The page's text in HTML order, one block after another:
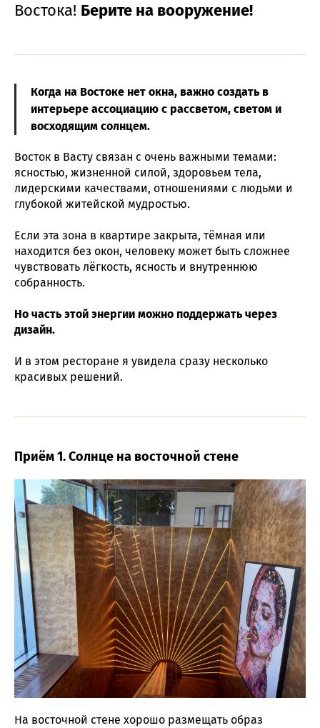
Востока! Берите на вооружение!
Когда на Востоке нет окна, важно создать в
интерьере ассоциацию с рассветом, светом и
восходящим солнцем.
Восток в Васту связан с очень важными темами:
ясностью, жизненной силой, здоровьем тела,
лидерскими качествами, отношениями с людьми и
глубокой житейской мудростью.
Если эта зона в квартире закрыта, тёмная или
находится без окон, человеку может быть сложнее
чувствовать лёгкость, ясность и внутреннюю
собранность.
Но часть этой энергии можно поддержать через
дизайн.
И в этом ресторане я увидела сразу несколько
красивых решений.
Приём 1. Солнце на восточной стене
На восточной стене хорошо размещать образ